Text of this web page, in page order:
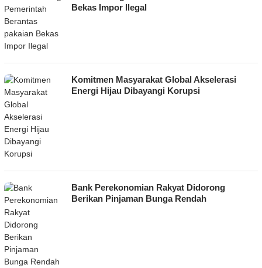
Bekas Impor Ilegal
Komitmen Masyarakat Global Akselerasi
Energi Hijau Dibayangi Korupsi
Bank Perekonomian Rakyat Didorong
Berikan Pinjaman Bunga Rendah